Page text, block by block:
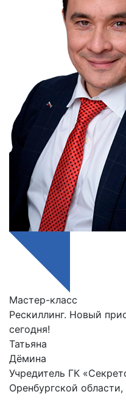
Мастер-класс
Рескиллинг. Новый
сегодня!
Татьяна
Дёмина
Учредитель ГК
Оренбургской